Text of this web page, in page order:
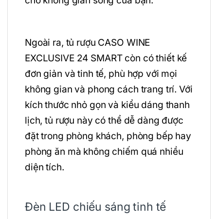
Ngoài ra, tủ rượu CASO WINE
EXCLUSIVE 24 SMART còn có thiết kế
đơn giản và tinh tế, phù hợp với mọi
không gian và phong cách trang trí. Với
kích thước nhỏ gọn và kiểu dáng thanh
lịch, tủ rượu này có thể dễ dàng được
đặt trong phòng khách, phòng bếp hay
phòng ăn mà không chiếm quá nhiều
diện tích.
Đèn LED chiếu sáng tinh tế